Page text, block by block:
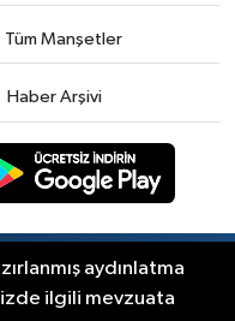
Tüm Manşetler
Haber Arşivi
Haber 2012-2026 Her
saklıdır.
aydınlatma
ilgili mevzuata